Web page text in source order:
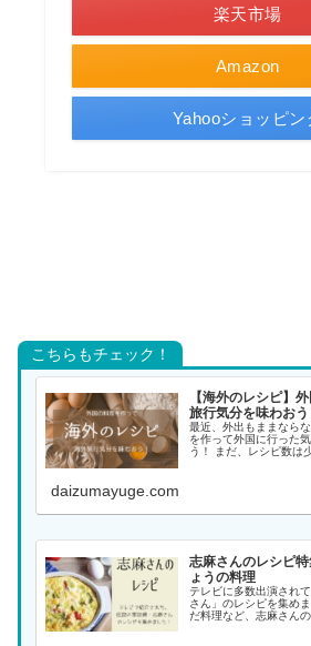
Amazon
楽天市場
Yahooショッピン
こちらもチェック！
【海外のレシピ】
旅行気分を味わおう
最近、外出もままなら
を作って外国に行った
う！ まだ、レシピ数は
daizumayuge.com
志麻さんのレシピ
ょうの料理
テレビに多数出演され
さん」のレシピを集め
だ料理など、志麻さん